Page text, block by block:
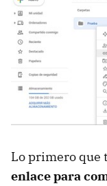
Lo primero que
enlace para